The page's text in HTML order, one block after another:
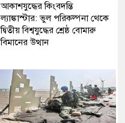
আকাশযুদ্ধের কিংবদন্তি
ল্যাঙ্কাস্টার: ভুল পরিকল্পনা থেকে
দ্বিতীয় বিশ্বযুদ্ধের শ্রেষ্ঠ বোমারু
বিমানের উত্থান